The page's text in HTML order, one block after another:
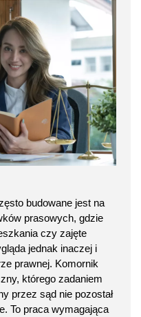
budowane jest na
prasowych, gdzie
czy zajęte
jednak inaczej i
prawnej. Komornik
którego zadaniem
przez sąd nie pozostał
To praca wymagająca